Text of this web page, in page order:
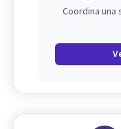
Coordina